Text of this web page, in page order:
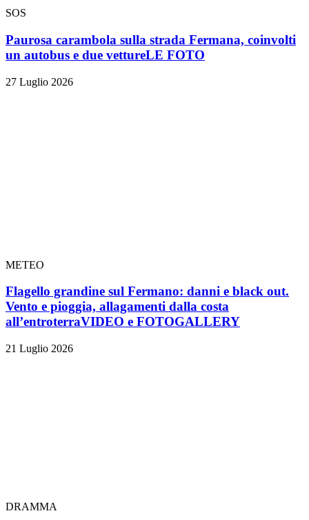
SOS
Paurosa carambola sulla strada Fermana, coinvolti
un autobus e due vettureLE FOTO
27 Luglio 2026
METEO
Flagello grandine sul Fermano: danni e black out.
Vento e pioggia, allagamenti dalla costa
all’entroterraVIDEO e FOTOGALLERY
21 Luglio 2026
DRAMMA